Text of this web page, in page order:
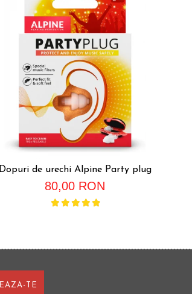
Dopuri de urechi Alpine Party plug
80,00 RON